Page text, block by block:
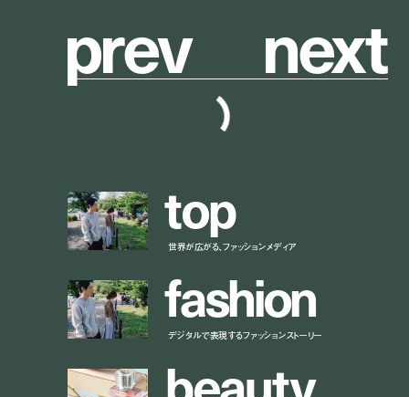
prev next
top
世界が広がる、ファッションメディア
fashion
デジタルで表現するファッションストーリー